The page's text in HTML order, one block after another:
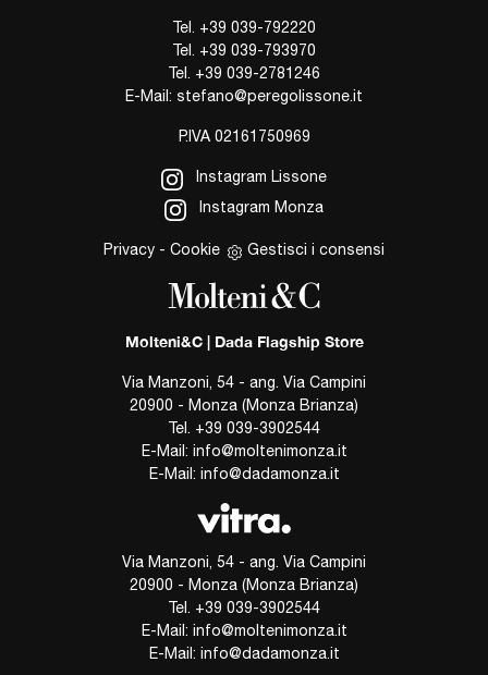
Tel. +39 039-792220
Tel. +39 039-793970
Tel. +39 039-2781246
E-Mail: stefano@peregolissone.it
P.IVA 02161750969
Instagram Lissone
Instagram Monza
Privacy - Cookie Gestisci i consensi
Molteni&C | Dada Flagship Store
Via Manzoni, 54 - ang. Via Campini
20900 - Monza (Monza Brianza)
Tel. +39 039-3902544
E-Mail: info@moltenimonza.it
E-Mail: info@dadamonza.it
Via Manzoni, 54 - ang. Via Campini
20900 - Monza (Monza Brianza)
Tel. +39 039-3902544
E-Mail: info@moltenimonza.it
E-Mail: info@dadamonza.it